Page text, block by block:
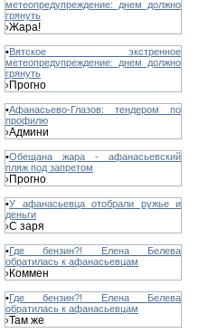
метеопредупреждение: днем должно
грянуть
›Жара!
•Вятское экстренное
метеопредупреждение: днем должно
грянуть
›Прогно
•Афанасьево-Глазов: тендером по
профилю
›Админи
•Обещана жара - афанасьевский
пляж под запретом
›Прогно
•У афанасьевца отобрали ружье и
деньги
›С заря
•Где бензин?! Елена Белева
обратилась к афанасьевцам
›Коммен
•Где бензин?! Елена Белева
обратилась к афанасьевцам
›Там же